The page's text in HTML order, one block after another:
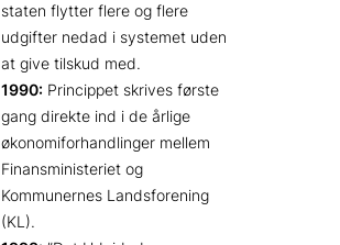
staten flytter flere og flere
udgifter nedad i systemet uden
at give tilskud med.
1990: Princippet skrives første
gang direkte ind i de årlige
økonomiforhandlinger mellem
Finansministeriet og
Kommunernes Landsforening
(KL).